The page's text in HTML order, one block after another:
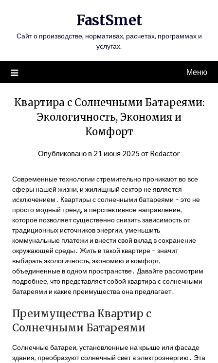
FastSmet
Сайт о производстве, нормативах, расчетах, программах и
услугах.
Меню
Квартира с Солнечными Батареями:
Экологичность, Экономия и
Комфорт
Опубликовано в 21 июня 2025 от Redactor
Современные технологии стремительно проникают во все
сферы нашей жизни, и жилищный сектор не является
исключением․ Квартиры с солнечными батареями – это не
просто модный тренд, а перспективное направление,
которое позволяет существенно снизить зависимость от
традиционных источников энергии, уменьшить
коммунальные платежи и внести свой вклад в сохранение
окружающей среды․ Жить в такой квартире – значит
выбирать экологичность, экономию и комфорт,
объединенные в одном пространстве․ Давайте рассмотрим
подробнее, что представляет собой квартира с солнечными
батареями и какие преимущества она предлагает․
Преимущества Квартир с
Солнечными Батареями
Солнечные батареи, установленные на крыше или фасаде
здания, преобразуют солнечный свет в электроэнергию․ Эта